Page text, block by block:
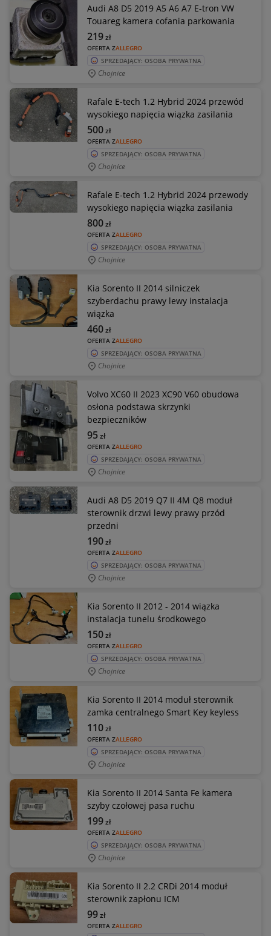
Audi A8 D5 2019 A5 A6 A7 E-tron VW
Touareg kamera cofania parkowania
OFERTA ZALLEGRO
219zł
SPRZEDAJĄCY: OSOBA PRYWATNA
Chojnice
Rafale E-tech 1.2 Hybrid 2024 przewód
wysokiego napięcia wiązka zasilania
OFERTA ZALLEGRO
500zł
SPRZEDAJĄCY: OSOBA PRYWATNA
Chojnice
Rafale E-tech 1.2 Hybrid 2024 przewody
wysokiego napięcia wiązka zasilania
OFERTA ZALLEGRO
800zł
SPRZEDAJĄCY: OSOBA PRYWATNA
Chojnice
Kia Sorento II 2014 silniczek
szyberdachu prawy lewy instalacja
wiązka
OFERTA ZALLEGRO
460zł
SPRZEDAJĄCY: OSOBA PRYWATNA
Chojnice
Volvo XC60 II 2023 XC90 V60 obudowa
osłona podstawa skrzynki
bezpieczników
OFERTA ZALLEGRO
95zł
SPRZEDAJĄCY: OSOBA PRYWATNA
Chojnice
Audi A8 D5 2019 Q7 II 4M Q8 moduł
sterownik drzwi lewy prawy przód
przedni
OFERTA ZALLEGRO
190zł
SPRZEDAJĄCY: OSOBA PRYWATNA
Chojnice
Kia Sorento II 2012 - 2014 wiązka
instalacja tunelu środkowego
OFERTA ZALLEGRO
150zł
SPRZEDAJĄCY: OSOBA PRYWATNA
Chojnice
Kia Sorento II 2014 moduł sterownik
zamka centralnego Smart Key keyless
OFERTA ZALLEGRO
110zł
SPRZEDAJĄCY: OSOBA PRYWATNA
Chojnice
Kia Sorento II 2014 Santa Fe kamera
szyby czołowej pasa ruchu
OFERTA ZALLEGRO
199zł
SPRZEDAJĄCY: OSOBA PRYWATNA
Chojnice
Kia Sorento II 2.2 CRDi 2014 moduł
sterownik zapłonu ICM
OFERTA ZALLEGRO
99zł